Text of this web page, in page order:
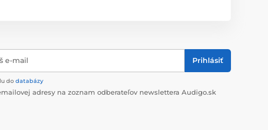
e-mail Prihlásiť
do databázy
adresy na zoznam odberateľov newslettera Audigo.sk